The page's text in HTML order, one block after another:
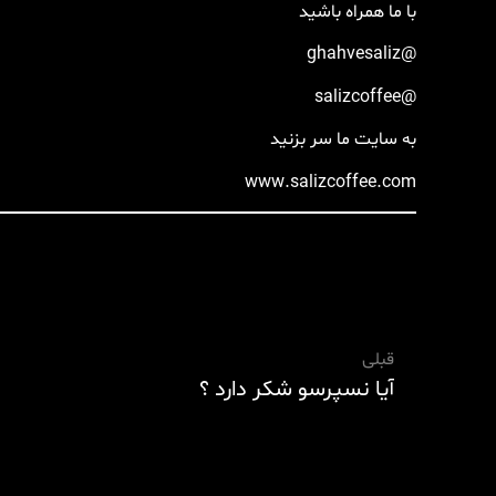
با ما همراه باشید
‏@ghahvesaliz
‏@salizcoffee
به سایت ما سر بزنید
قبلی
آیا نسپرسو شکر دارد ؟